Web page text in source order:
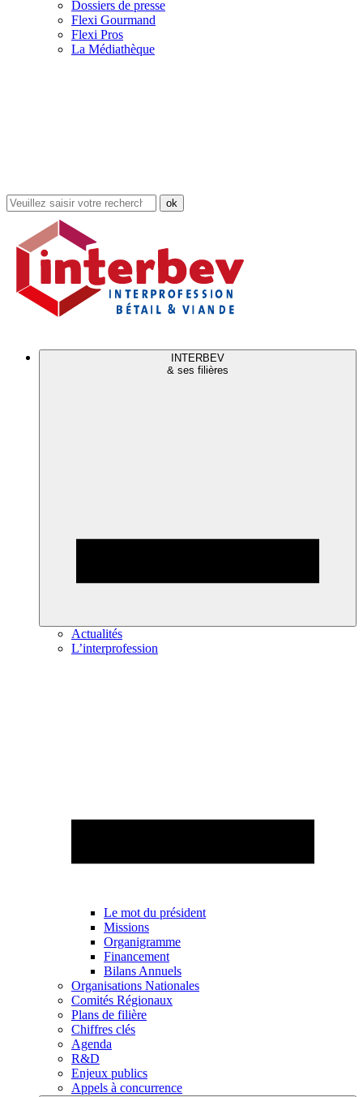
Dossiers de presse
Flexi Gourmand
Flexi Pros
La Médiathèque
Rechercher
dans
site
INTERBEV
& ses filières
Actualités
L’interprofession
Le mot du président
Missions
Organigramme
Financement
Bilans Annuels
Organisations Nationales
Comités Régionaux
Plans de filière
Chiffres clés
Agenda
R&D
Enjeux publics
Appels à concurrence